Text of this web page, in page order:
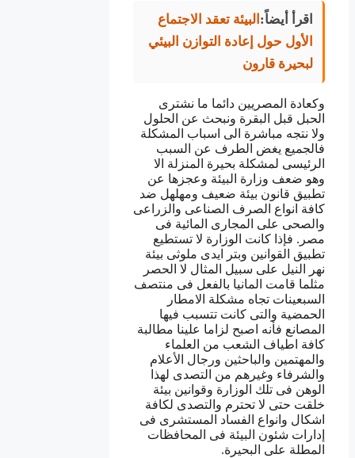
اقرأ أيضاً: البيئة تعقد الاجتماع
الأول حول إعادة التوازن البيئي
لبحيرة قارون
وكعادة المصريين دائما ما نشترى
الحبل قبل البقرة ونبحث عن الحلول
ولا نتجه مباشرة الى اسباب المشكلة
فالجميع يغض الطرف عن السبب
الرئيسى لمشكلة بحيرة المنزلة الا
وهو ضعف وزارة البيئة وعجزها عن
تطبيق قانون بيئة ضعيف ومهلهل ضد
كافة انواع الصرف الصناعى والزراعى
والصحى على المجارى المائية فى
مصر. فإذا كانت الوزارة لا تستطيع
تطبيق القوانين وبتر ايدى ملوثى بيئة
نهر النيل على سبيل المثال لا الحصر
مثلما قامت المانيا بالفعل فى منتصف
السبعينات تجاه مشكلة الامطار
الحمضية والتى كانت تتسبب فيها
المصانع فأنه اصبح لزاما علينا مطالبة
كافة اطياف الشعب من العلماء
والمهتمين والباحثين ورجال الأعلام
والشرفاء وغيرهم من التصدى لهذا
الوهن فى تلك الوزارة وقوانين بيئة
خلقت حتى لا تحترم والتصدى لكافة
اشكال وانواع الفساد المستشرى فى
إدارات شئون البيئة فى المحافظات
المطلة على البحيرة.